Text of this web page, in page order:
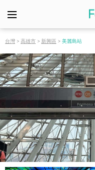
台灣 > 高雄市 > 新興區 > 美麗島站